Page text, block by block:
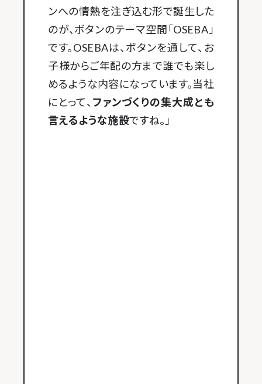
ンへの情熱を注ぎ込む形で誕生した
のが、ボタンのテーマ空間「OSEBA」
です。OSEBAは、ボタンを通して、お
子様からご年配の方まで誰でも楽し
めるような内容になっています。当社
にとって、 ファンづくりの集大成とも
言えるような施設ですね。」